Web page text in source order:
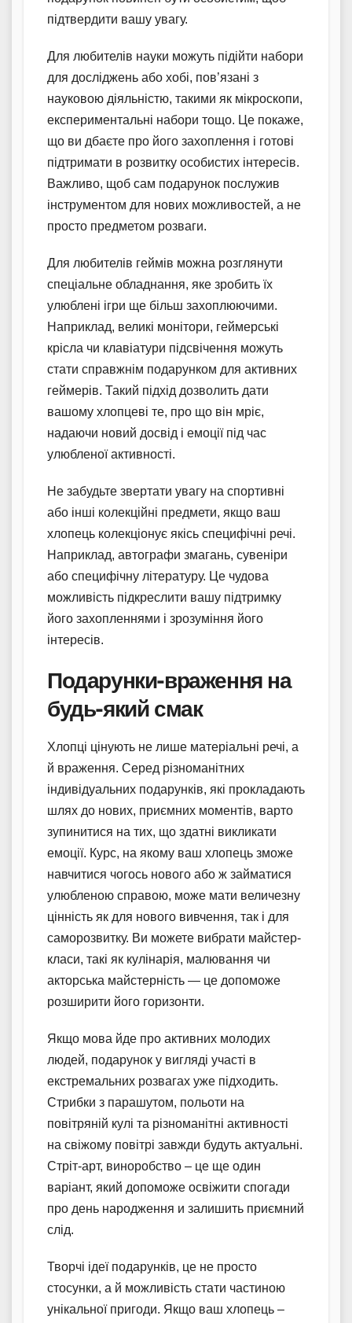
підтвердити вашу увагу.
Для любителів науки можуть підійти набори
для досліджень або хобі, пов’язані з
науковою діяльністю, такими як мікроскопи,
експериментальні набори тощо. Це покаже,
що ви дбаєте про його захоплення і готові
підтримати в розвитку особистих інтересів.
Важливо, щоб сам подарунок послужив
інструментом для нових можливостей, а не
просто предметом розваги.
Для любителів геймів можна розглянути
спеціальне обладнання, яке зробить їх
улюблені ігри ще більш захоплюючими.
Наприклад, великі монітори, геймерські
крісла чи клавіатури підсвічення можуть
стати справжнім подарунком для активних
геймерів. Такий підхід дозволить дати
вашому хлопцеві те, про що він мріє,
надаючи новий досвід і емоції під час
улюбленої активності.
Не забудьте звертати увагу на спортивні
або інші колекційні предмети, якщо ваш
хлопець колекціонує якісь специфічні речі.
Наприклад, автографи змагань, сувеніри
або специфічну літературу. Це чудова
можливість підкреслити вашу підтримку
його захопленнями і зрозуміння його
інтересів.
Подарунки-враження на
будь-який смак
Хлопці цінують не лише матеріальні речі, а
й враження. Серед різноманітних
індивідуальних подарунків, які прокладають
шлях до нових, приємних моментів, варто
зупинитися на тих, що здатні викликати
емоції. Курс, на якому ваш хлопець зможе
навчитися чогось нового або ж займатися
улюбленою справою, може мати величезну
цінність як для нового вивчення, так і для
саморозвитку. Ви можете вибрати майстер-
класи, такі як кулінарія, малювання чи
акторська майстерність — це допоможе
розширити його горизонти.
Якщо мова йде про активних молодих
людей, подарунок у вигляді участі в
екстремальних розвагах уже підходить.
Стрибки з парашутом, польоти на
повітряній кулі та різноманітні активності
на свіжому повітрі завжди будуть актуальні.
Стріт-арт, виноробство – це ще один
варіант, який допоможе освіжити спогади
про день народження и залишить приємний
слід.
Творчі ідеї подарунків, це не просто
стосунки, а й можливість стати частиною
унікальної пригоди. Якщо ваш хлопець –